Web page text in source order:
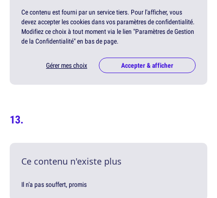
Ce contenu est fourni par un service tiers. Pour l'afficher, vous
devez accepter les cookies dans vos paramètres de confidentialité.
Modifiez ce choix à tout moment via le lien "Paramètres de Gestion
de la Confidentialité" en bas de page.
Gérer mes choix Accepter & afficher
Ce contenu n'existe plus
Il n'a pas souffert, promis